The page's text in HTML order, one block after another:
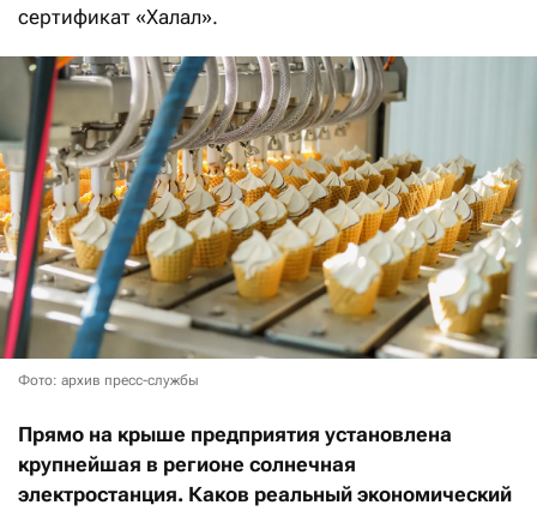
сертификат «Халал».
Фото: архив пресс-службы
Прямо на крыше предприятия установлена
крупнейшая в регионе солнечная
электростанция. Каков реальный экономический